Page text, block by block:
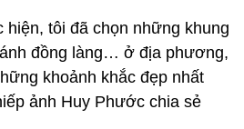
hiện, tôi đã chọn những khung
đồng làng… ở địa phương,
khoảnh khắc đẹp nhất
ảnh Huy Phước chia sẻ